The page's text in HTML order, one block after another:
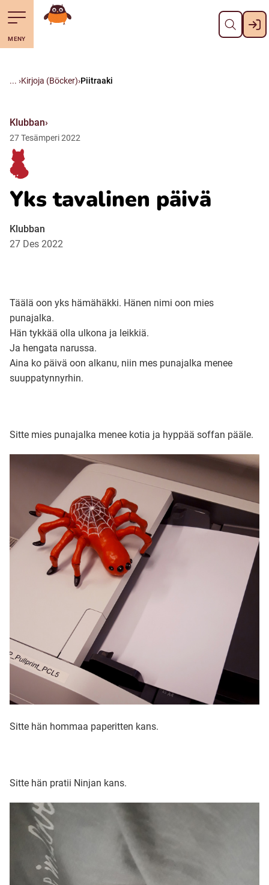
Till navigering av sidans innehåll
Till övergripande innehåll för webbplatsen Pane kiini
Suomi (Finska)
Åarjelsaemiengïele (Sydsamiska)
Davvisámegiella (Nordsamiska)
Ubmejesámiengiälla (Umesamiska)
Kaale (Romska)
Arli (Romska)
Lovari (Romska)
MENY
Mene starttisivule
Kirjoja (Böcker) Piitraaki
Klubban
27Tesämperi2022
Yks tavalinen päivä
Klubban
27 Des 2022
Täälä oon yks hämähäkki. Hänen nimi oon mies
punajalka.
Hän tykkää olla ulkona ja leikkiä.
Ja hengata narussa.
Aina ko päivä oon alkanu, niin mes punajalka menee
suuppatynnyrhin.
Sitte mies punajalka menee kotia ja hyppää soffan pääle.
Sitte hän hommaa paperitten kans.
Sitte hän pratii Ninjan kans.